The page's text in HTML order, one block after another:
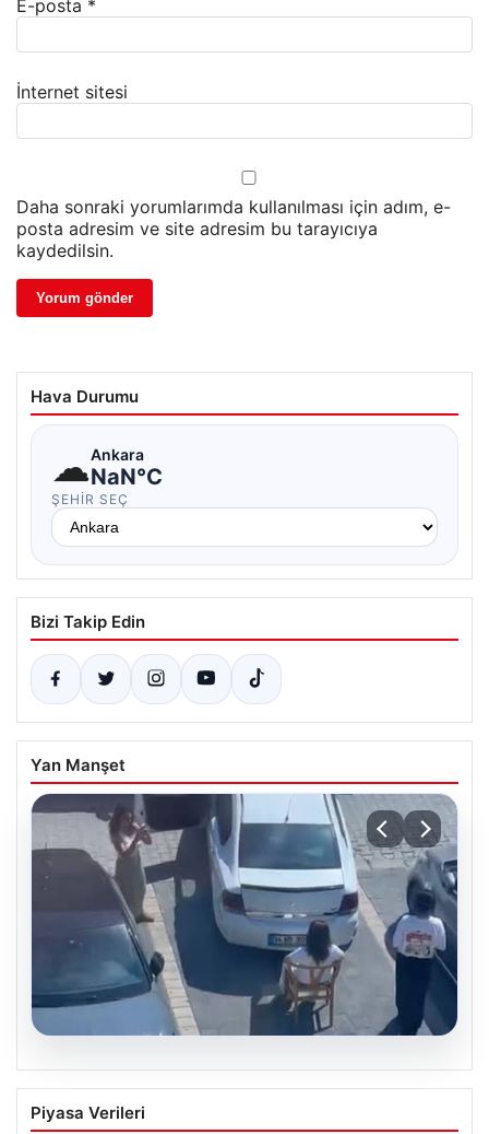
E-posta *
İnternet sitesi
Daha sonraki yorumlarımda kullanılması için adım, e-
posta adresim ve site adresim bu tarayıcıya
kaydedilsin.
Hava Durumu
☁Ankara
NaN°C
ŞEHIR SEÇ
Bizi Takip Edin
Yan Manşet
İlginç olay: Sandalye çekti, aracın park
etmesine izin vermedi
Piyasa Verileri